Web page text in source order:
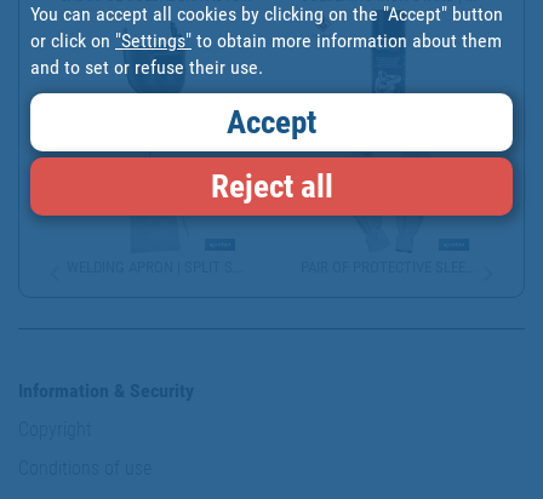
WELDING FACE SHIELD | S... ANTI-SPATTER SPRAY FOR ...
You can accept all cookies by clicking on the "Accept" button
or click on "Settings" to obtain more information about them
and to set or refuse their use.
Accept
Reject all